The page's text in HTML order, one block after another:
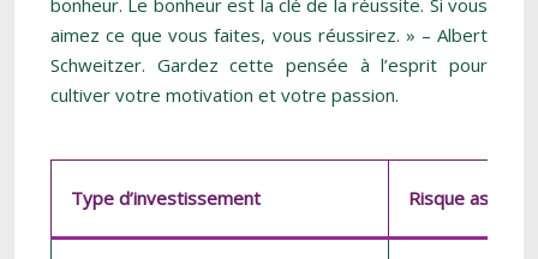
bonheur. Le bonheur est la clé de la réussite. Si vous
aimez ce que vous faites, vous réussirez. » – Albert
Schweitzer. Gardez cette pensée à l’esprit pour
cultiver votre motivation et votre passion.
Type d’investissement Risque associé